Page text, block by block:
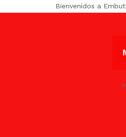
Bienvenidos a